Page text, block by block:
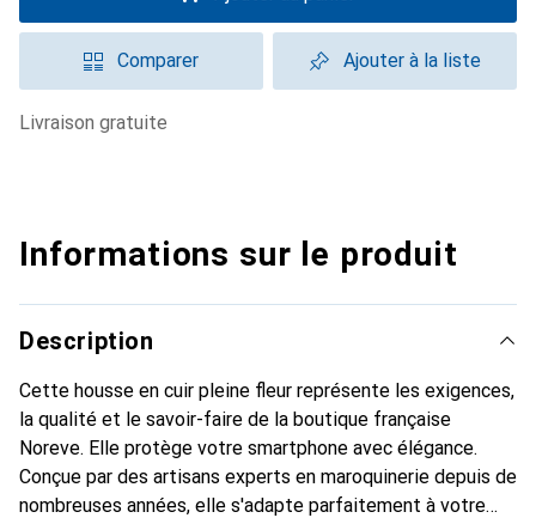
Comparer Ajouter à la liste
livraison gratuite
Informations sur le produit
Description
Cette housse en cuir pleine fleur représente les exigences,
la qualité et le savoir-faire de la boutique française
Noreve. Elle protège votre smartphone avec élégance.
Conçue par des artisans experts en maroquinerie depuis de
nombreuses années, elle s'adapte parfaitement à votre